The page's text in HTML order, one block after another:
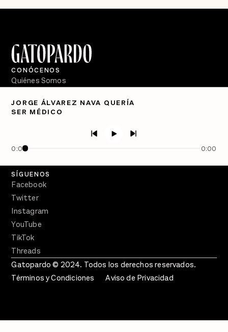
JORGE ÁLVAREZ NAVA QUERÍA
SER MÉDICO
0:00 0:00
CONÓCENOS
Quiénes Somos
PÓDCASTS
Crecer en Distopía
SÍGUENOS
Facebook
Twitter
Instagram
YouTube
TikTok
Threads
Gatopardo © 2024. Todos los derechos reservados.
Términos y Condiciones
Aviso de Privacidad